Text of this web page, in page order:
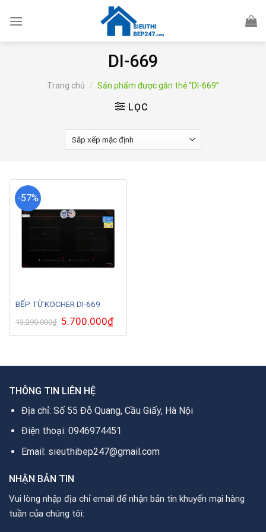
DI-669
Trang chủ / Sản phẩm được gắn thẻ “DI-669”
LỌC
-57%
BẾP TỪ KOCHER DI-669
13.290.000₫ Giá
gốc
là:
5.700.000₫Giá
hiện
tại
THÔNG TIN LIÊN HỆ
Địa chỉ: Số 55 Đỗ Quang, Cầu Giấy, Hà Nội
Điện thoại: 0946974451
Email: sieuthibep247@gmail.com
NHẬN BẢN TIN
Vui lòng nhập địa chỉ email để nhận bản tin khuyến mại hàng
tuần của chúng tôi: